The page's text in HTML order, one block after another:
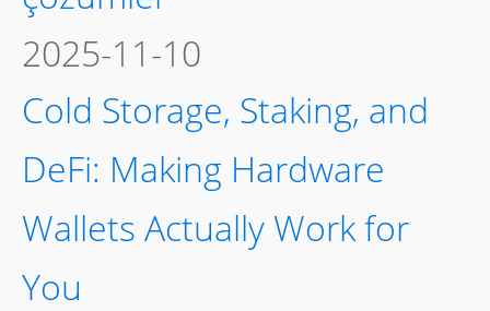
2025-11-10
Cold Storage, Staking, and
DeFi: Making Hardware
Wallets Actually Work for
You